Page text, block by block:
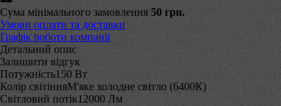
Сума мінімального замовлення 50 грн.
Умови оплати та доставки
Графік роботи компанії
Детальний опис
Залишити відгук
Потужність150 Вт
Колір світінняМ'яке холодне світло (6400К)
Світловий потік12000 Лм